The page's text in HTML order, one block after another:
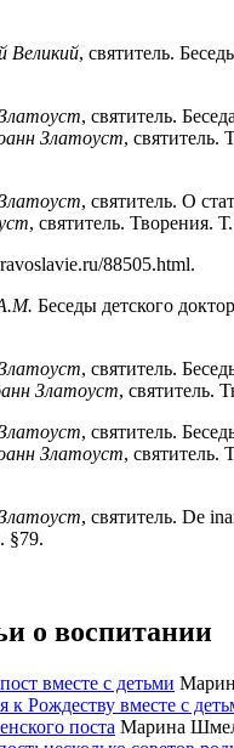
Великий, святитель.
, святитель.
Златоуст, святитель.
, святитель. О
, святитель. Творения.
88505.html.
Беседы детского
, святитель.
Златоуст, святитель.
, святитель.
Златоуст, святитель.
, святитель. De
§79.
о воспитании
вместе с детьми
к Рождеству вместе с
поста Марина